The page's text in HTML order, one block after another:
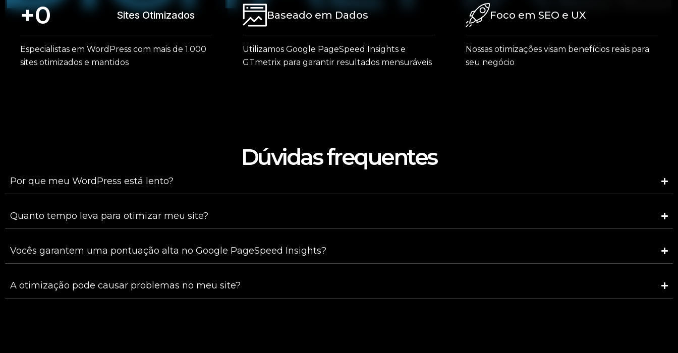
Sites Otimizados
+0
Especialistas em WordPress com mais de 1.000
sites otimizados e mantidos
Baseado em Dados
Utilizamos Google PageSpeed Insights e
GTmetrix para garantir resultados mensuráveis
Foco em SEO e UX
Nossas otimizações visam benefícios reais para
seu negócio
Dúvidas frequentes
Por que meu WordPress está lento?
Quanto tempo leva para otimizar meu site?
Vocês garantem uma pontuação alta no Google PageSpeed Insights?
A otimização pode causar problemas no meu site?